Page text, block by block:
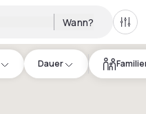
Wann? Alle
Dauer